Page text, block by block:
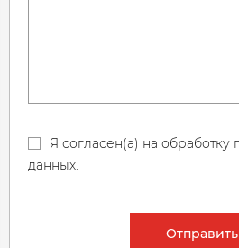
Я согласен(а) на обработку
данных.
Отправить